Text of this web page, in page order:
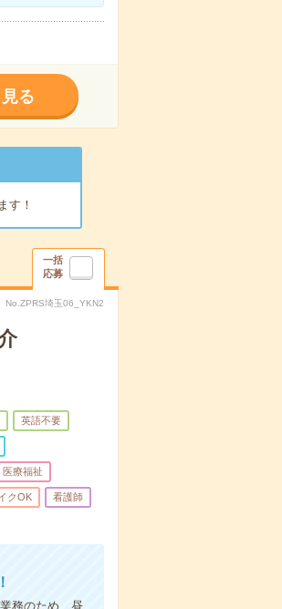
る
す！
一括
応募
No.ZPRS埼玉06_YKN2
英語不要
医療福祉
クOK 看護師
務のため、昼